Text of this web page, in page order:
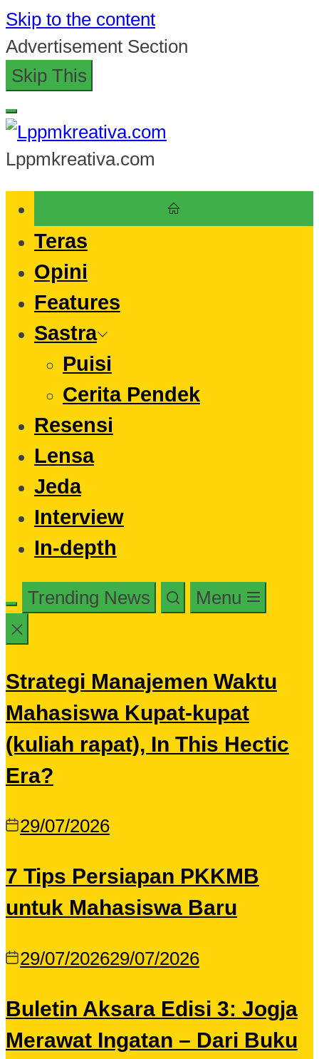
Skip to the content
Advertisement Section
Skip This
Lppmkreativa.com
Teras
Opini
Features
Sastra
Puisi
Cerita Pendek
Resensi
Lensa
Jeda
Interview
In-depth
Trending News Menu
Strategi Manajemen Waktu
Mahasiswa Kupat-kupat
(kuliah rapat), In This Hectic
Era?
29/07/2026
7 Tips Persiapan PKKMB
untuk Mahasiswa Baru
29/07/202629/07/2026
Buletin Aksara Edisi 3: Jogja
Merawat Ingatan – Dari Buku